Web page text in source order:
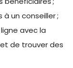
un conseiller ;
avec la
de trouver des